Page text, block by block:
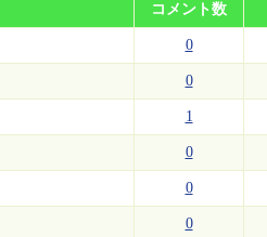
コメント数
0
0
1
0
0
0